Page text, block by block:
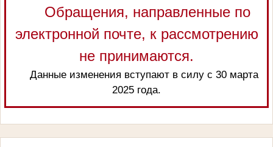
Обращения, направленные по
электронной почте, к рассмотрению
не принимаются.
Данные изменения вступают в силу с 30 марта
2025 года.